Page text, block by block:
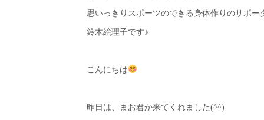
思いっきりスポーツのできる身体作りのサポー
鈴木絵理子です♪
こんにちは
昨日は、まお君か来てくれました(^^)